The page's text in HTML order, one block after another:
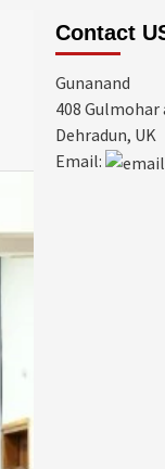
Contact
Gunanand
408
Dehradun, UK
Email: